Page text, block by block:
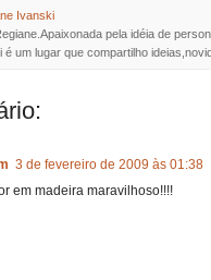
Ivanski
pela idéia de
é um lugar que compartilho
3 de fevereiro de 2009 às 01:38
em madeira maravilhoso!!!!